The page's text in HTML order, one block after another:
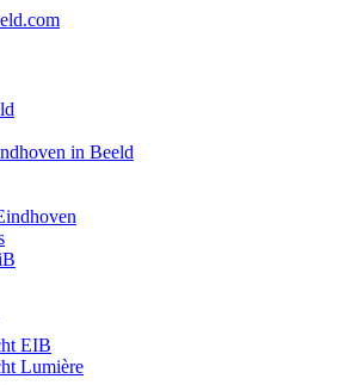
in Beeld
EIB
Lumière